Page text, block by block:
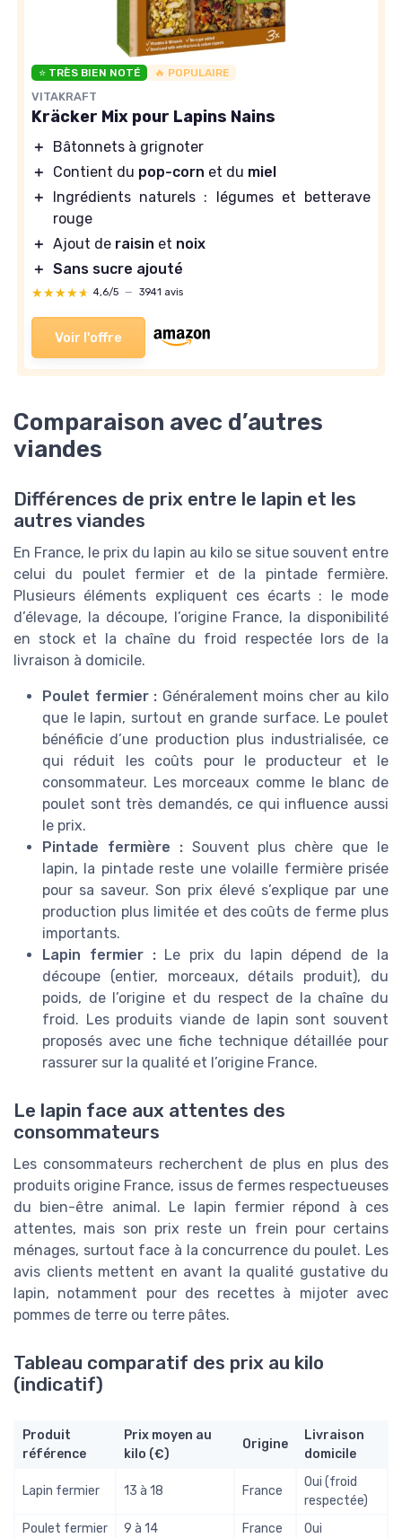
⭐ TRÈS BIEN NOTÉ 🔥 POPULAIRE
VITAKRAFT
Kräcker Mix pour Lapins Nains
＋
Bâtonnets à grignoter
＋
Contient du pop-corn et du miel
＋
Ingrédients naturels : légumes et betterave
rouge
＋ Ajout de raisin et noix
＋ Sans sucre ajouté
★★★★★
★★★★★ 4,6/5 — 3941 avis
Voir l'offre
Comparaison avec d’autres
viandes
Différences de prix entre le lapin et les
autres viandes
En France, le prix du lapin au kilo se situe souvent entre
celui du poulet fermier et de la pintade fermière.
Plusieurs éléments expliquent ces écarts : le mode
d’élevage, la découpe, l’origine France, la disponibilité
en stock et la chaîne du froid respectée lors de la
livraison à domicile.
Poulet fermier : Généralement moins cher au kilo
que le lapin, surtout en grande surface. Le poulet
bénéficie d’une production plus industrialisée, ce
qui réduit les coûts pour le producteur et le
consommateur. Les morceaux comme le blanc de
poulet sont très demandés, ce qui influence aussi
le prix.
Pintade fermière :Souvent plus chère que le
lapin, la pintade reste une volaille fermière prisée
pour sa saveur. Son prix élevé s’explique par une
production plus limitée et des coûts de ferme plus
importants.
Lapin fermier :Le prix du lapin dépend de la
découpe (entier, morceaux, détails produit), du
poids, de l’origine et du respect de la chaîne du
froid. Les produits viande de lapin sont souvent
proposés avec une fiche technique détaillée pour
rassurer sur la qualité et l’origine France.
Le lapin face aux attentes des
consommateurs
Les consommateurs recherchent de plus en plus des
produits origine France, issus de fermes respectueuses
du bien-être animal. Le lapin fermier répond à ces
attentes, mais son prix reste un frein pour certains
ménages, surtout face à la concurrence du poulet. Les
avis clients mettent en avant la qualité gustative du
lapin, notamment pour des recettes à mijoter avec
pommes de terre ou terre pâtes.
Tableau comparatif des prix au kilo
(indicatif)
Produit
référence
Prix moyen au
kilo (€)
Origine
Livraison
domicile
Lapin fermier 13 à 18 France
Oui (froid
respectée)
Poulet fermier
9 à 14 France
Oui